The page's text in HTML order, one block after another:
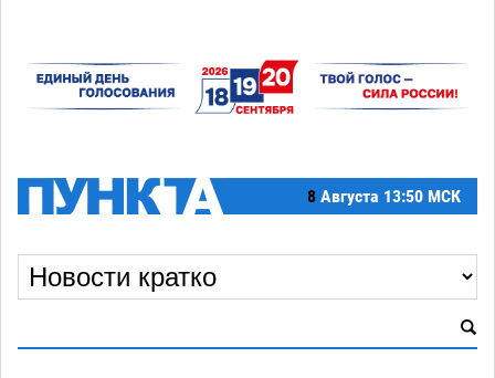
8 Августа 13:50 МСК